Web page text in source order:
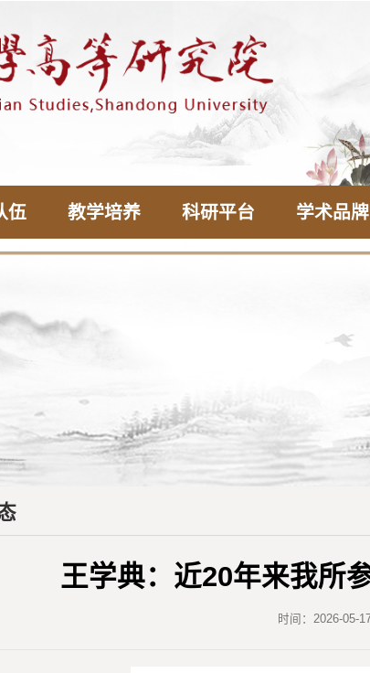
伍 教学培养 科研平台 学术品牌
王学典：近20年来我所
时间：2026-05-